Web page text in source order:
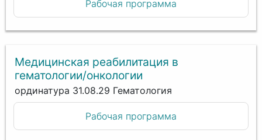
Рабочая программа
Медицинская реабилитация в
гематологии/онкологии
ординатура 31.08.29 Гематология
Рабочая программа